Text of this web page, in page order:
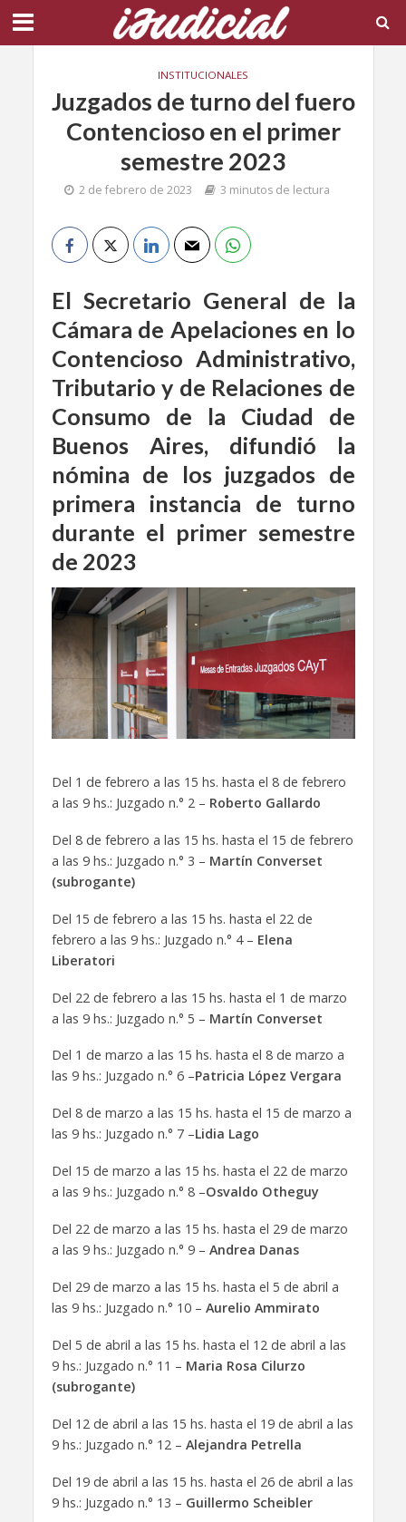
INSTITUCIONALES
Juzgados de turno del fuero
Contencioso en el primer
semestre 2023
2 de febrero de 2023 3 minutos de lectura
El Secretario General de la
Cámara de Apelaciones en lo
Contencioso Administrativo,
Tributario y de Relaciones de
Consumo de la Ciudad de
Buenos Aires, difundió la
nómina de los juzgados de
primera instancia de turno
durante el primer semestre
de 2023
Del 1 de febrero a las 15 hs. hasta el 8 de febrero
a las 9 hs.: Juzgado n.° 2 – Roberto Gallardo
Del 8 de febrero a las 15 hs. hasta el 15 de febrero
a las 9 hs.: Juzgado n.° 3 – Martín Converset
(subrogante)
Del 15 de febrero a las 15 hs. hasta el 22 de
febrero a las 9 hs.: Juzgado n.° 4 – Elena
Liberatori
Del 22 de febrero a las 15 hs. hasta el 1 de marzo
a las 9 hs.: Juzgado n.° 5 – Martín Converset
Del 1 de marzo a las 15 hs. hasta el 8 de marzo a
las 9 hs.: Juzgado n.° 6 –Patricia López Vergara
Del 8 de marzo a las 15 hs. hasta el 15 de marzo a
las 9 hs.: Juzgado n.° 7 –Lidia Lago
Del 15 de marzo a las 15 hs. hasta el 22 de marzo
a las 9 hs.: Juzgado n.° 8 –Osvaldo Otheguy
Del 22 de marzo a las 15 hs. hasta el 29 de marzo
a las 9 hs.: Juzgado n.° 9 – Andrea Danas
Del 29 de marzo a las 15 hs. hasta el 5 de abril a
las 9 hs.: Juzgado n.° 10 – Aurelio Ammirato
Del 5 de abril a las 15 hs. hasta el 12 de abril a las
9 hs.: Juzgado n.° 11 – Maria Rosa Cilurzo
(subrogante)
Del 12 de abril a las 15 hs. hasta el 19 de abril a las
9 hs.: Juzgado n.° 12 – Alejandra Petrella
Del 19 de abril a las 15 hs. hasta el 26 de abril a las
9 hs.: Juzgado n.° 13 – Guillermo Scheibler